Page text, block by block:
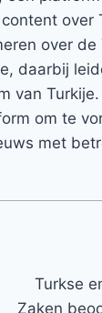
over
over de
daarbij
van
om te
met
Turkse
Zaken